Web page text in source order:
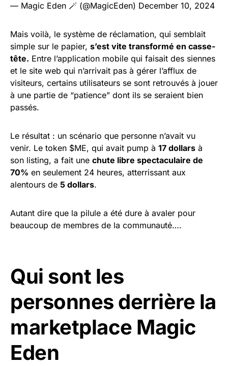
— Magic Eden 🪄 (@MagicEden) December 10, 2024
Mais voilà, le système de réclamation, qui semblait
simple sur le papier, s’est vite transformé en casse-
tête. Entre l’application mobile qui faisait des siennes
et le site web qui n’arrivait pas à gérer l’afflux de
visiteurs, certains utilisateurs se sont retrouvés à jouer
à une partie de “patience” dont ils se seraient bien
passés.
Le résultat : un scénario que personne n’avait vu
venir. Le token $ME, qui avait pump à 17 dollars à
son listing, a fait une chute libre spectaculaire de
70% en seulement 24 heures, atterrissant aux
alentours de 5 dollars.
Autant dire que la pilule a été dure à avaler pour
beaucoup de membres de la communauté….
Qui sont les
personnes derrière la
marketplace Magic
Eden